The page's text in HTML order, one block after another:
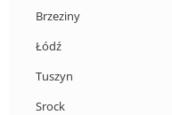
Brzeziny
Łódź
Tuszyn
Srock